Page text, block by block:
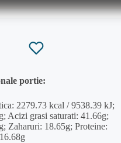
portie:
2279.73 kcal / 9538.39 kJ;
Acizi grasi saturati: 41.66g;
Zaharuri: 18.65g; Proteine: